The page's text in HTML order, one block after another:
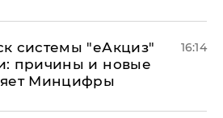
системы "еАкциз"
причины и новые
Минцифры
16:14